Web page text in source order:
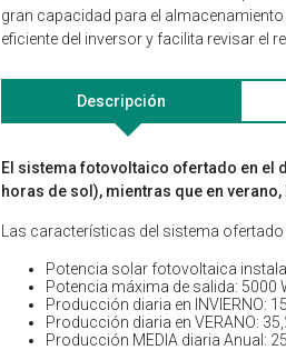
gran capacidad para el
eficiente del inversor y facilita revisar el
Descripción
El sistema fotovoltaico ofertado en el
horas de sol), mientras que en
Las características del sistema
Potencia solar fotovoltaica
Potencia máxima de salida: 5000
Producción diaria en INVIERNO:
Producción diaria en VERANO:
Producción MEDIA diaria Anual: